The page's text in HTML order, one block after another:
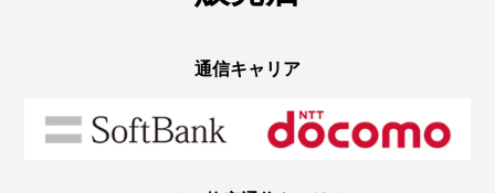
通信キャリア